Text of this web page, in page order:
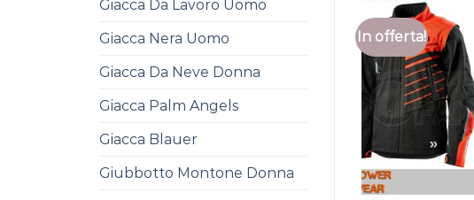
Giacca Da Lavoro Uomo
Giacca Nera Uomo
Giacca Da Neve Donna
Giacca Palm Angels
Giacca Blauer
Giubbotto Montone Donna
In offerta!